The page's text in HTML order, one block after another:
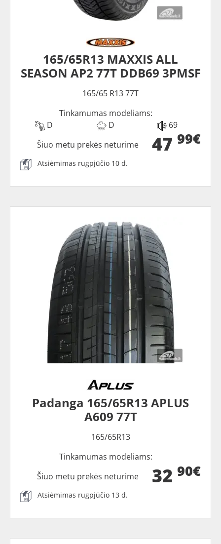
165/65R13 MAXXIS ALL
SEASON AP2 77T DDB69 3PMSF
165/65 R13 77T
Tinkamumas modeliams:
D
D 69
47 99€
Šiuo metu prekės neturime
Atsiėmimas rugpjūčio 10 d.
Padanga 165/65R13 APLUS
A609 77T
165/65R13
Tinkamumas modeliams:
32 90€
Šiuo metu prekės neturime
Atsiėmimas rugpjūčio 13 d.